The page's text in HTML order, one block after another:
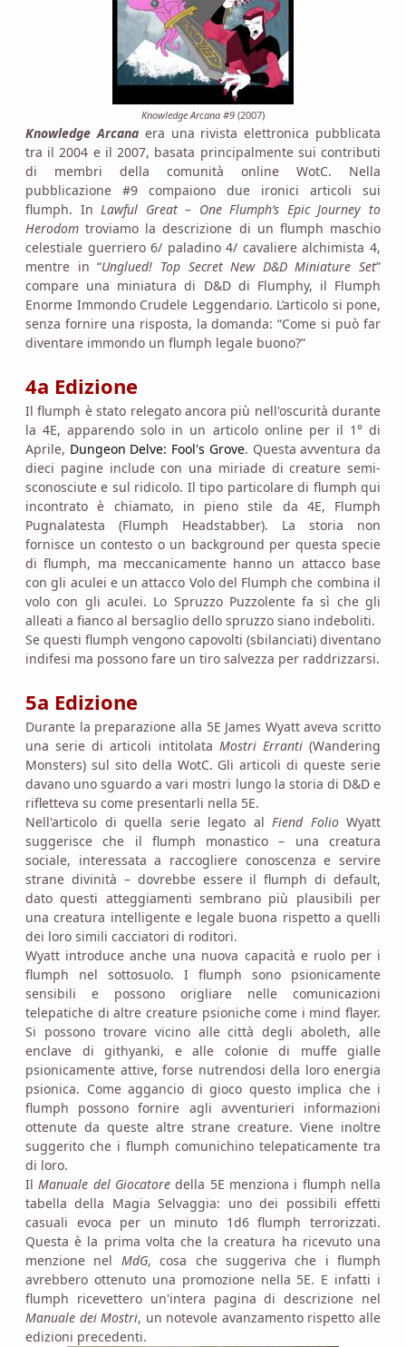
Knowledge Arcana #9 (2007)
Knowledge Arcana era una rivista elettronica pubblicata
tra il 2004 e il 2007, basata principalmente sui contributi
di membri della comunità online WotC. Nella
pubblicazione #9 compaiono due ironici articoli sui
flumph. InLawful Great – One Flumph’s Epic Journey to
Herodom troviamo la descrizione di un flumph maschio
celestiale guerriero 6/ paladino 4/ cavaliere alchimista 4,
mentre in “Unglued! Top Secret New D&D Miniature Set”
compare una miniatura di D&D di Flumphy, il Flumph
Enorme Immondo Crudele Leggendario. L’articolo si pone,
senza fornire una risposta, la domanda: “Come si può far
diventare immondo un flumph legale buono?”
4a Edizione
Il flumph è stato relegato ancora più nell'oscurità durante
la 4E, apparendo solo in un articolo online per il 1° di
Aprile, Dungeon Delve: Fool's Grove. Questa avventura da
dieci pagine include con una miriade di creature semi-
sconosciute e sul ridicolo. Il tipo particolare di flumph qui
incontrato è chiamato, in pieno stile da 4E, Flumph
Pugnalatesta (Flumph Headstabber). La storia non
fornisce un contesto o un background per questa specie
di flumph, ma meccanicamente hanno un attacco base
con gli aculei e un attacco Volo del Flumph che combina il
volo con gli aculei. Lo Spruzzo Puzzolente fa sì che gli
alleati a fianco al bersaglio dello spruzzo siano indeboliti.
Se questi flumph vengono capovolti (sbilanciati) diventano
indifesi ma possono fare un tiro salvezza per raddrizzarsi.
5a Edizione
Durante la preparazione alla 5E James Wyatt aveva scritto
una serie di articoli intitolata Mostri Erranti(Wandering
Monsters) sul sito della WotC. Gli articoli di queste serie
davano uno sguardo a vari mostri lungo la storia di D&D e
rifletteva su come presentarli nella 5E.
Nell'articolo di quella serie legato al Fiend FolioWyatt
suggerisce che il flumph monastico – una creatura
sociale, interessata a raccogliere conoscenza e servire
strane divinità – dovrebbe essere il flumph di default,
dato questi atteggiamenti sembrano più plausibili per
una creatura intelligente e legale buona rispetto a quelli
dei loro simili cacciatori di roditori.
Wyatt introduce anche una nuova capacità e ruolo per i
flumph nel sottosuolo. I flumph sono psionicamente
sensibili e possono origliare nelle comunicazioni
telepatiche di altre creature psioniche come i mind flayer.
Si possono trovare vicino alle città degli aboleth, alle
enclave di githyanki, e alle colonie di muffe gialle
psionicamente attive, forse nutrendosi della loro energia
psionica. Come aggancio di gioco questo implica che i
flumph possono fornire agli avventurieri informazioni
ottenute da queste altre strane creature. Viene inoltre
suggerito che i flumph comunichino telepaticamente tra
di loro.
IlManuale del Giocatore della 5E menziona i flumph nella
tabella della Magia Selvaggia: uno dei possibili effetti
casuali evoca per un minuto 1d6 flumph terrorizzati.
Questa è la prima volta che la creatura ha ricevuto una
menzione nel MdG, cosa che suggeriva che i flumph
avrebbero ottenuto una promozione nella 5E. E infatti i
flumph ricevettero un'intera pagina di descrizione nel
Manuale dei Mostri, un notevole avanzamento rispetto alle
edizioni precedenti.